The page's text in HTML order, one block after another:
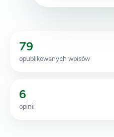
79
opublikowanych wpisów
6
opinii